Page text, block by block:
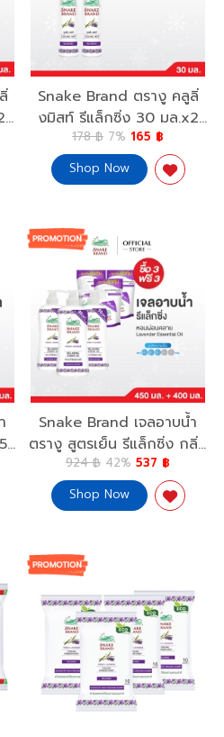
Snake Brand ตรางู คลูลิ่
งมิสท์ รีแล็กซิ่ง 30 มล.x2
Cooling Mist Relaxing
30ml.x2
178 ฿ 7% 165 ฿
Shop Now
Snake Brand เจลอาบน้ำ
ตรางู สูตรเย็น รีแล็กซิ่ง กลิ่น
ลาเวนเดอร์ ขนาด 450 มล.3
ขวด แถมฟรี ถุงเติม 400
มล. 3 ถุง Snake Brand
ml.x3 Free Refill 400
924 ฿ 42% 537 ฿
Shop Now